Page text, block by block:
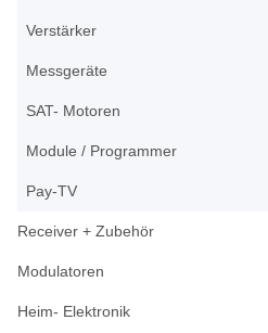
Verstärker
Messgeräte
SAT- Motoren
Module / Programmer
Pay-TV
Receiver + Zubehör
Modulatoren
Heim- Elektronik